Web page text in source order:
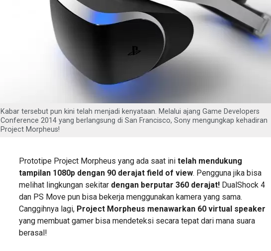
Kabar tersebut pun kini telah menjadi kenyataan. Melalui ajang Game Developers
Conference 2014 yang berlangsung di San Francisco, Sony mengungkap kehadiran
Project Morpheus!
Prototipe Project Morpheus yang ada saat initelah mendukung
tampilan 1080p dengan 90 derajat field of view. Pengguna jika bisa
melihat lingkungan sekitardengan berputar 360 derajat!DualShock 4
dan PS Move pun bisa bekerja menggunakan kamera yang sama.
Canggihnya lagi, Project Morpheus menawarkan 60 virtual speaker
yang membuat gamer bisa mendeteksi secara tepat dari mana suara
berasal!